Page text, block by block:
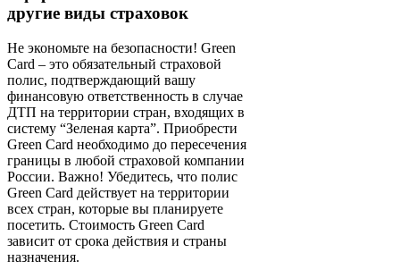
другие виды страховок
Не экономьте на безопасности! Green
Card – это обязательный страховой
полис, подтверждающий вашу
финансовую ответственность в случае
ДТП на территории стран, входящих в
систему “Зеленая карта”. Приобрести
Green Card необходимо до пересечения
границы в любой страховой компании
России. Важно! Убедитесь, что полис
Green Card действует на территории
всех стран, которые вы планируете
посетить. Стоимость Green Card
зависит от срока действия и страны
назначения.